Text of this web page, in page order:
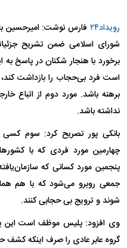
رویداد۲۴
فارس نوشت: امیرحسین
شورای اسلامی ضمن تشریح
برخورد با هنجار شکنان در پاسخ
است فرد بی‌حجاب را بازداشت
برهنه باشد. مورد دوم از اتباع
نداشته باشد.
بانکی پور تصریح کرد: سوم
چهارمین مورد فردی که با
پنجمین مورد کسانی که
جمعی روبرو می‌شود که با هم
شوند و ترویج بی حجابی کنند.
وی افزود: پلیس موظف است این
گروه عابر عادی را صرف اینکه